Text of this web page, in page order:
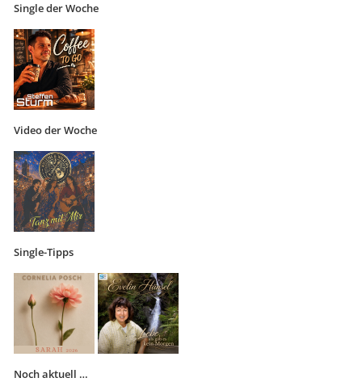
Single der Woche
Video der Woche
Single-Tipps
Noch aktuell …